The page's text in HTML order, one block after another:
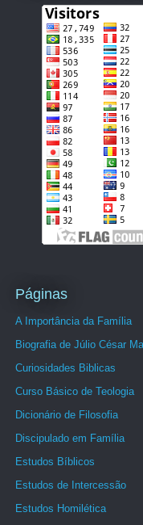
Páginas
A Importância da Família
Biografia de Júlio César
Curiosidades Biblicas
Curso Básico de Teologia
Dicionário de Filosofia
Discipulado em Família
Estudos Bíblicos
Estudos de Intercessão
Estudos Homilética